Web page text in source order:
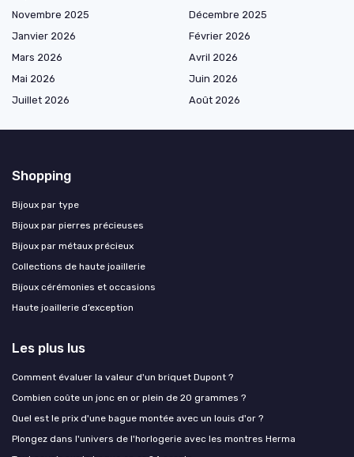
Novembre 2025
Décembre 2025
Janvier 2026
Février 2026
Mars 2026
Avril 2026
Mai 2026
Juin 2026
Juillet 2026
Août 2026
Shopping
Bijoux par type
Bijoux par pierres précieuses
Bijoux par métaux précieux
Collections de haute joaillerie
Bijoux cérémonies et occasions
Haute joaillerie d’exception
Les plus lus
Comment évaluer la valeur d'un briquet Dupont ?
Combien coûte un jonc en or plein de 20 grammes ?
Quel est le prix d'une bague montée avec un louis d'or ?
Plongez dans l'univers de l'horlogerie avec les montres Herma